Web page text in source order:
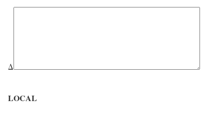
Δ
LOCAL